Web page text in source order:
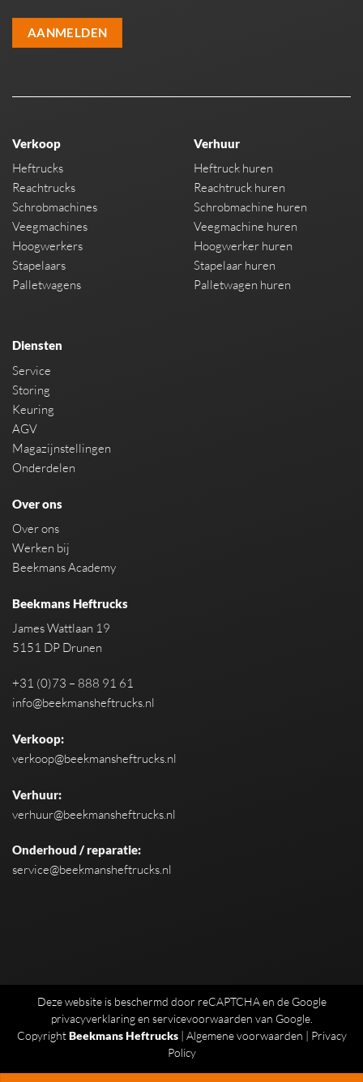
AANMELDEN
Verkoop
Heftrucks
Reachtrucks
Schrobmachines
Veegmachines
Hoogwerkers
Stapelaars
Palletwagens
Verhuur
Heftruck huren
Reachtruck huren
Schrobmachine huren
Veegmachine huren
Hoogwerker huren
Stapelaar huren
Palletwagen huren
Diensten
Service
Storing
Keuring
AGV
Magazijnstellingen
Onderdelen
Over ons
Over ons
Werken bij
Beekmans Academy
Beekmans Heftrucks
James Wattlaan 19
5151 DP Drunen
+31 (0)73 – 888 91 61
info@beekmansheftrucks.nl
Verkoop:
verkoop@beekmansheftrucks.nl
Verhuur:
verhuur@beekmansheftrucks.nl
Onderhoud / reparatie:
service@beekmansheftrucks.nl
Deze website is beschermd door reCAPTCHA en de Google
privacyverklaringen servicevoorwaarden van Google.
CopyrightBeekmans Heftrucks| Algemene voorwaarden | Privacy
Policy